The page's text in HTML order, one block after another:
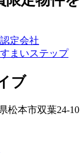
ブ
松本市双葉24-10